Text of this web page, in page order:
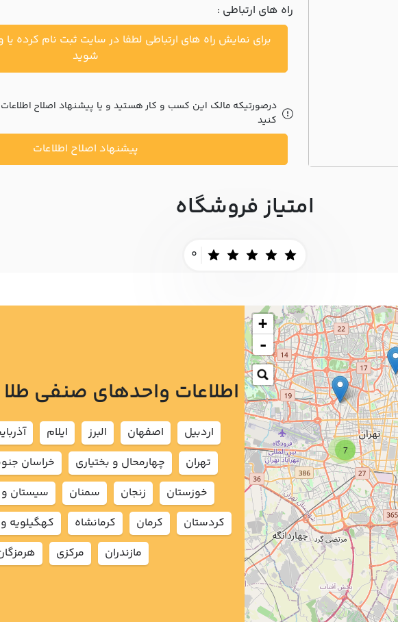
راه های ارتباطی :
برای نمایش راه های ارتباطی لطفا در سایت ثبت نام کرده
شوید
درصورتیکه مالک این کسب و کار هستید و یا پیشنهاد اصلاح اطلاعات
کنید
پیشنهاد اصلاح اطلاعات
امتیاز فروشگاه
0
7
+
-
اطلاعات واحدهای صنفی
اردبيل اصفهان البرز ايلام
تهران
چهارمحال و بختياري خراسان
خوزستان
زنجان سمنان سيستان و
كردستان
كرمان كرمانشاه كهگيلويه
مازندران
مركزي